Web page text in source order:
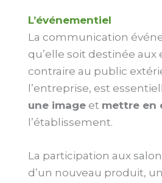
L’événementiel
La communication
qu’elle soit destinée aux
contraire au public
l’entreprise, est
une imageet mettre en
l’établissement.
La participation aux
d’un nouveau produit,